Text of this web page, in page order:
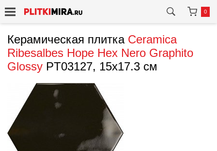
0
Керамическая плитка Ceramica
Ribesalbes Hope Hex Nero Graphito
Glossy PT03127, 15x17.3 см